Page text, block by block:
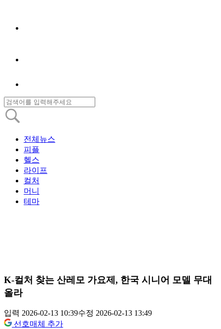
전체뉴스
피플
헬스
라이프
컬처
머니
테마
K-컬처 찾는 산레모 가요제, 한국 시니어 모델 무대
올라
입력 2026-02-13 10:39수정 2026-02-13 13:49
선호매체 추가